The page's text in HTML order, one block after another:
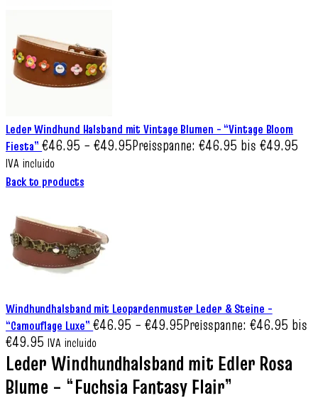
Leder Windhund Halsband mit Vintage Blumen – “Vintage Bloom
Fiesta”€46.95 –€49.95Preisspanne: €46.95 bis €49.95
IVA incluido
Back to products
Windhundhalsband mit Leopardenmuster Leder & Steine –
“Camouflage Luxe”€46.95 –€49.95Preisspanne: €46.95 bis
€49.95 IVA incluido
Leder Windhundhalsband mit Edler Rosa
Blume – “Fuchsia Fantasy Flair”